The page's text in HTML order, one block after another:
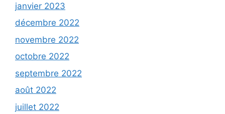
janvier 2023
décembre 2022
novembre 2022
octobre 2022
septembre 2022
août 2022
juillet 2022